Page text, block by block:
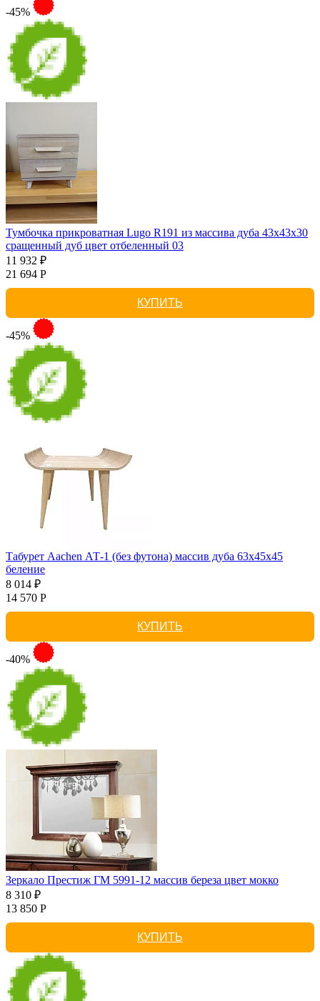
-45%
Тумбочка прикроватная Lugo R191 из массива дуба 43х43х30
сращенный дуб цвет отбеленный 03
11 932 ₽
21 694 Р
КУПИТЬ
-45%
Табурет Aachen АТ-1 (без футона) массив дуба 63х45х45
беление
8 014 ₽
14 570 Р
КУПИТЬ
-40%
Зеркало Престиж ГМ 5991-12 массив береза цвет мокко
8 310 ₽
13 850 Р
КУПИТЬ